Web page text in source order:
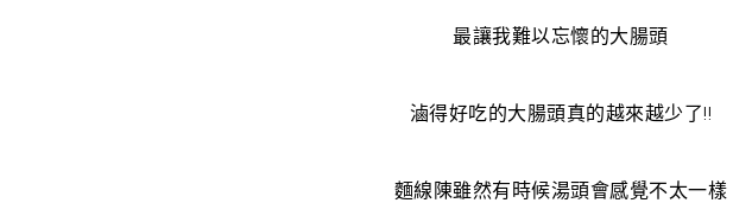
最讓我難以忘懷的大腸頭
滷得好吃的大腸頭真的越來越少了!!
麵線陳雖然有時候湯頭會感覺不太一樣